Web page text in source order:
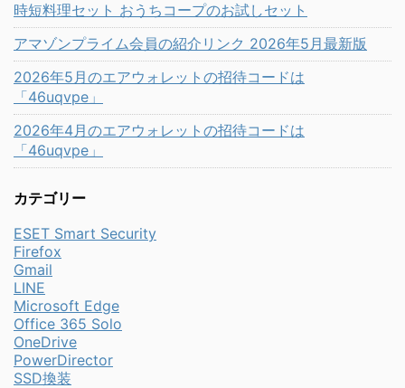
時短料理セット おうちコープのお試しセット
アマゾンプライム会員の紹介リンク 2026年5月最新版
2026年5月のエアウォレットの招待コードは
「46uqvpe」
2026年4月のエアウォレットの招待コードは
「46uqvpe」
カテゴリー
ESET Smart Security
Firefox
Gmail
LINE
Microsoft Edge
Office 365 Solo
OneDrive
PowerDirector
SSD換装